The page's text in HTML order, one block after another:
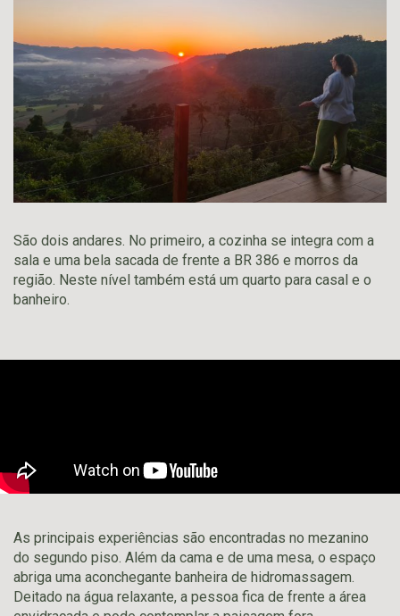
São dois andares. No primeiro, a cozinha se integra com a
sala e uma bela sacada de frente a BR 386 e morros da
região. Neste nível também está um quarto para casal e o
banheiro.
As principais experiências são encontradas no mezanino
do segundo piso. Além da cama e de uma mesa, o espaço
abriga uma aconchegante banheira de hidromassagem.
Deitado na água relaxante, a pessoa fica de frente a área